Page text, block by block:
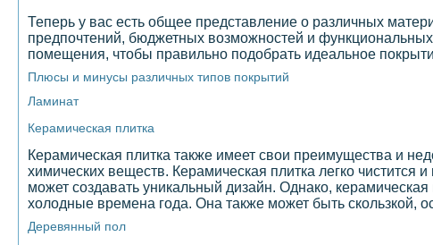
Теперь у вас есть общее представление о различных
предпочтений, бюджетных возможностей и
помещения, чтобы правильно подобрать идеальное
Плюсы и минусы различных типов покрытий
Ламинат
Керамическая плитка
Керамическая плитка также имеет свои преимущества и
химических веществ. Керамическая плитка легко чистится
может создавать уникальный дизайн. Однако,
холодные времена года. Она также может быть скользкой,
Деревянный пол